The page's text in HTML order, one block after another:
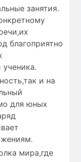
занятия.
благоприятно
и на
для юных
мира,где